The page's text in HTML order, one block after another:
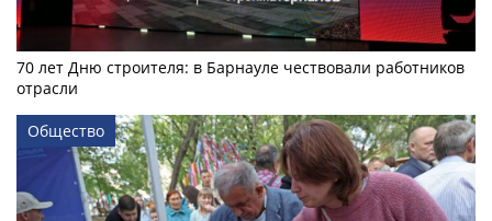
70 лет Дню строителя: в Барнауле чествовали работников
отрасли
Общество